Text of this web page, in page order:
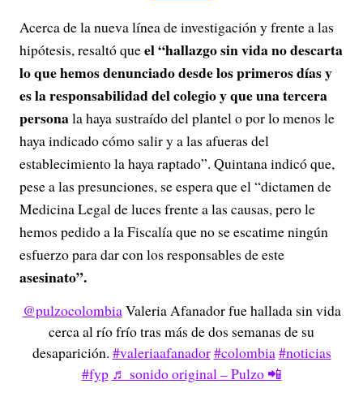
Acerca de la nueva línea de investigación y frente a las
hipótesis, resaltó queel “hallazgo sin vida no descarta
lo que hemos denunciado desde los primeros días y
es la responsabilidad del colegio y que una tercera
personala haya sustraído del plantel o por lo menos le
haya indicado cómo salir y a las afueras del
establecimiento la haya raptado”. Quintana indicó que,
pese a las presunciones, se espera que el “dictamen de
Medicina Legal de luces frente a las causas, pero le
hemos pedido a la Fiscalía que no se escatime ningún
esfuerzo para dar con los responsables de este
asesinato”.
@pulzocolombiaValeria Afanador fue hallada sin vida
cerca al río frío tras más de dos semanas de su
desaparición. #valeriaafanador#colombia#noticias
#fyp ♬ sonido original – Pulzo 📲